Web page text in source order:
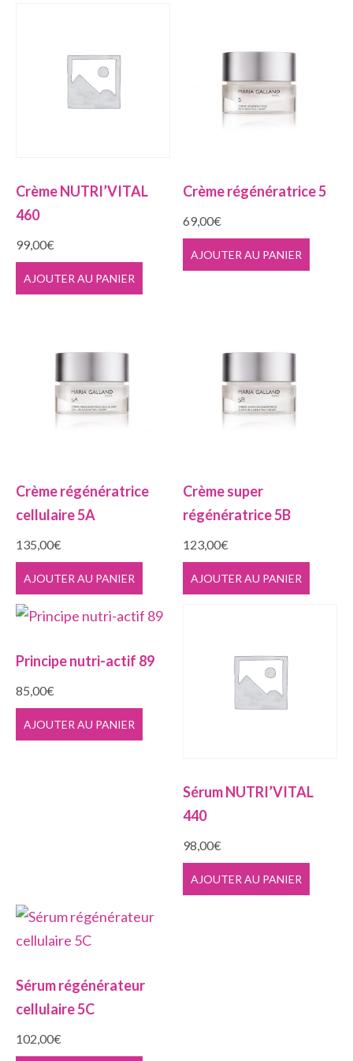
Crème NUTRI’VITAL
460
99,00€
AJOUTER AU PANIER
Crème régénératrice 5
69,00€
AJOUTER AU PANIER
Crème régénératrice
cellulaire 5A
135,00€
AJOUTER AU PANIER
Crème super
régénératrice 5B
123,00€
AJOUTER AU PANIER
Principe nutri-actif 89
85,00€
AJOUTER AU PANIER
Sérum NUTRI’VITAL
440
98,00€
AJOUTER AU PANIER
Sérum régénérateur
cellulaire 5C
102,00€